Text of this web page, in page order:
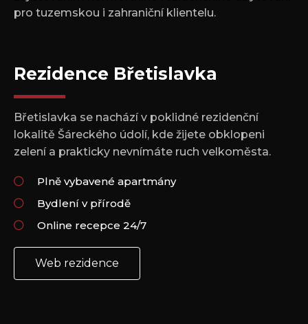
pro tuzemskou i zahraniční klientelu.
Rezidence Břetislavka
Břetislavka se nachází v poklidné rezidenční
lokalitě Šáreckého údolí, kde žijete obklopeni
zelení a prakticky nevnímáte ruch velkoměsta.
Plně vybavené apartmány
Bydlení v přírodě
Online recepce 24/7
Web rezidence